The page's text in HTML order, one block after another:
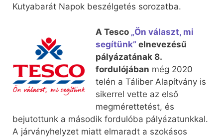
Kutyabarát Napok beszélgetés sorozatba.
A Tesco „Ön választ, mi
segítünk” elnevezésű
pályázatának 8.
fordulójában még 2020
telén a Táliber Alapítvány is
sikerrel vette az első
megmérettetést, és
bejutottunk a második fordulóba pályázatunkkal.
A járványhelyzet miatt elmaradt a szokásos